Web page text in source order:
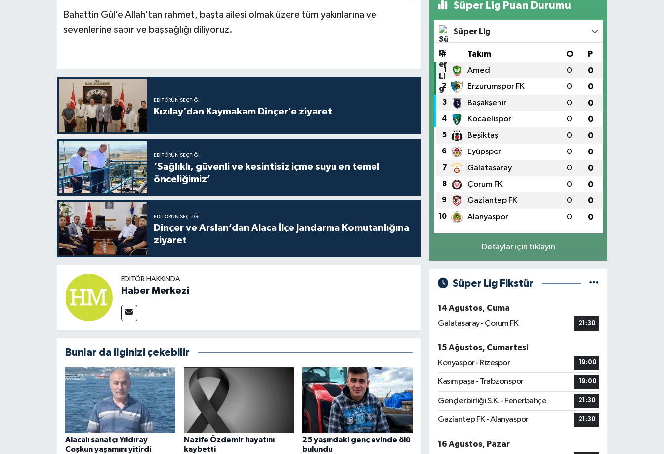
Bahattin Gül’e Allah’tan rahmet, başta ailesi olmak üzere tüm yakınlarına ve
sevenlerine sabır ve başsağlığı diliyoruz.
EDITÖRÜN SEÇTIĞI
Kızılay’dan Kaymakam Dinçer’e ziyaret
EDITÖRÜN SEÇTIĞI
‘Sağlıklı, güvenli ve kesintisiz içme suyu en temel
önceliğimiz’
EDITÖRÜN SEÇTIĞI
Dinçer ve Arslan’dan Alaca İlçe Jandarma Komutanlığına
ziyaret
EDITÖR HAKKINDA
Haber Merkezi
Bunlar da ilginizi çekebilir
Alacalı sanatçı Yıldıray
Coşkun yaşamını yitirdi
Nazife Özdemir hayatını
kaybetti
25 yaşındaki genç evinde ölü
bulundu
Süper Lig Puan Durumu
Süper Lig
# Takım O P
1 Amed 0 0
2 Erzurumspor FK 0 0
3 Başakşehir 0 0
4 Kocaelispor 0 0
5 Beşiktaş 0 0
6 Eyüpspor 0 0
7 Galatasaray 0 0
8 Çorum FK 0 0
9 Gaziantep FK 0 0
10 Alanyaspor 0 0
Detaylar için tıklayın
Süper Lig Fikstür
14 Ağustos, Cuma
Galatasaray - Çorum FK
21:30
15 Ağustos, Cumartesi
Konyaspor - Rizespor
19:00
Kasımpaşa - Trabzonspor 19:00
Gençlerbirliği S.K. - Fenerbahçe 21:30
Gaziantep FK - Alanyaspor 21:30
16 Ağustos, Pazar